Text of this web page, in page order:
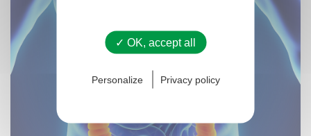
✓ OK, accept all
Personalize Privacy policy